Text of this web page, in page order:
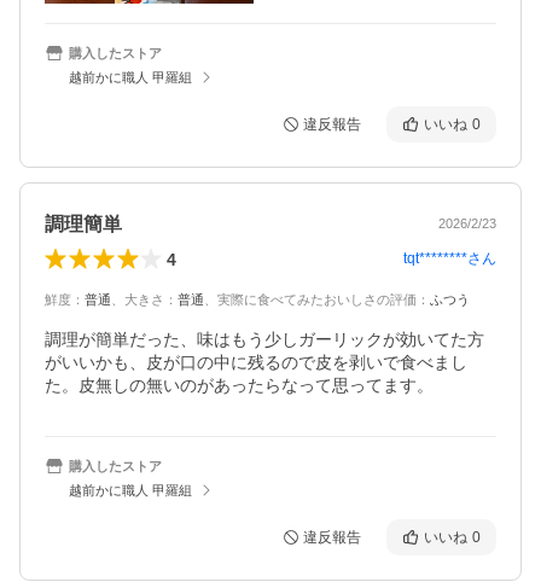
購入したストア
越前かに職人 甲羅組
違反報告 いいね 0
調理簡単 2026/2/23
4 tqt********さん
鮮度 ： 普通 大きさ ： 普通 実際に食べてみたおいしさの評価 ： ふつう
調理が簡単だった、味はもう少しガーリックが効いてた方
がいいかも、皮が口の中に残るので皮を剥いで食べまし
た。皮無しの無いのがあったらなって思ってます。
購入したストア
越前かに職人 甲羅組
違反報告 いいね 0